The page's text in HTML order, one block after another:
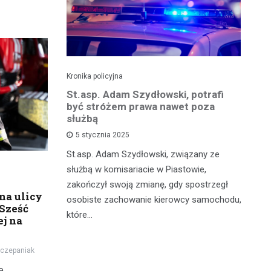
ulicy
na
tysięcy
i
Kronika policyjna
St.asp. Adam Szydłowski, potrafi
być stróżem prawa nawet poza
służbą
5 stycznia 2025
St.asp. Adam Szydłowski, związany ze
służbą w komisariacie w Piastowie,
zakończył swoją zmianę, gdy spostrzegł
osobiste zachowanie kierowcy samochodu,
które…